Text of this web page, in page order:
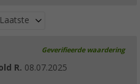
Laatste
Geverifieerde waardering
R. 08.07.2025